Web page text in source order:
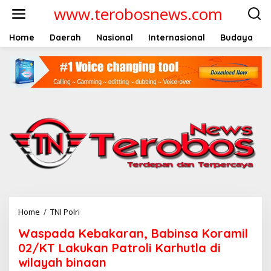
t
www.terobosnews.com
Home Daerah Nasional Internasional Budaya
Home / TNI Polri
s
p
a
d
Waspada Kebakaran, Babinsa Koramil
02/KT Lakukan Patroli Karhutla di
wilayah binaan